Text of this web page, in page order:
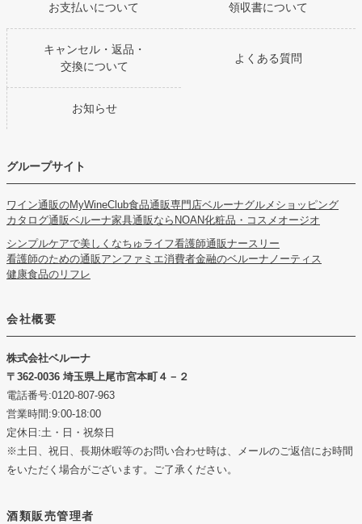
お支払いについて 領収書について
キャンセル・返品・
交換について
よくある質問
お知らせ
グループサイト
ワイン通販のMyWineClub食品通販専門店ベルーナグルメショッピング
カタログ通販ベルーナ家具通販ならNOAN化粧品・コスメオージオ
シンプルケアで美しくなちゅライフ看護師通販ナースリー
看護師のための通販アンファミエ消費者金融のベルーナノーティス
健康食品のリフレ
会社概要
株式会社ベルーナ
362-0036 埼玉県上尾市宮本町４－２
電話番号:0120-807-963
営業時間:9:00-18:00
定休日:土・日・祝祭日
※土日、祝日、長期休暇等のお問い合わせ時は、メールのご返信にお時間
をいただく場合がございます。ご了承ください。
酒類販売管理者